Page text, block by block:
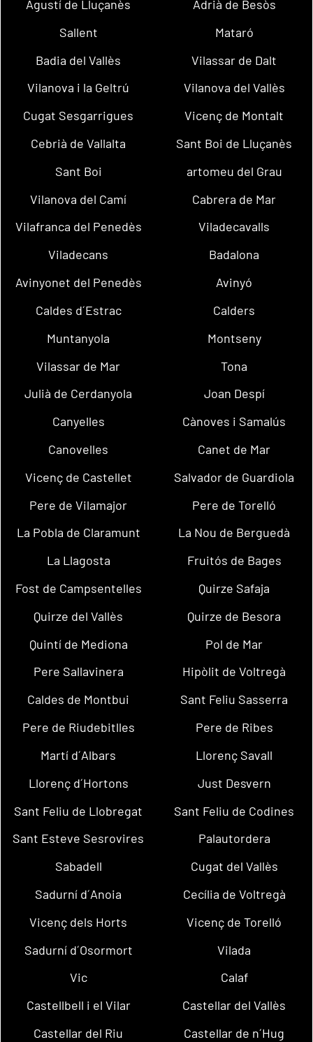
Agustí de Lluçanès
Adrià de Besòs
Sallent
Mataró
Badia del Vallès
Vilassar de Dalt
Vilanova i la Geltrú
Vilanova del Vallès
Cugat Sesgarrigues
Vicenç de Montalt
Cebrià de Vallalta
Sant Boi de Lluçanès
Sant Boi
artomeu del Grau
Vilanova del Camí
Cabrera de Mar
Vilafranca del Penedès
Viladecavalls
Viladecans
Badalona
Avinyonet del Penedès
Avinyó
Caldes d´Estrac
Calders
Muntanyola
Montseny
Vilassar de Mar
Tona
Julià de Cerdanyola
Joan Despí
Canyelles
Cànoves i Samalús
Canovelles
Canet de Mar
Vicenç de Castellet
Salvador de Guardiola
Pere de Vilamajor
Pere de Torelló
La Pobla de Claramunt
La Nou de Berguedà
La Llagosta
Fruitós de Bages
Fost de Campsentelles
Quirze Safaja
Quirze del Vallès
Quirze de Besora
Quintí de Mediona
Pol de Mar
Pere Sallavinera
Hipòlit de Voltregà
Caldes de Montbui
Sant Feliu Sasserra
Pere de Riudebitlles
Pere de Ribes
Martí d´Albars
Llorenç Savall
Llorenç d´Hortons
Just Desvern
Sant Feliu de Llobregat
Sant Feliu de Codines
Sant Esteve Sesrovires
Palautordera
Sabadell
Cugat del Vallès
Sadurní d´Anoia
Cecília de Voltregà
Vicenç dels Horts
Vicenç de Torelló
Sadurní d´Osormort
Vilada
Vic
Calaf
Castellbell i el Vilar
Castellar del Vallès
Castellar del Riu
Castellar de n´Hug